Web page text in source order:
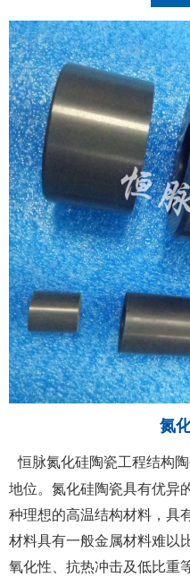
氮
恒脉氮化硅陶瓷工程结构
地位。氮化硅陶瓷具有优异
种理想的高温结构材料，具
材料具有一般金属材料难以
氧化性、抗热冲击及低比重